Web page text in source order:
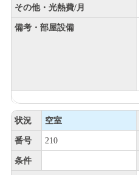
その他・光熱費/月
備考・部屋設備
状況 空室
番号 210
条件